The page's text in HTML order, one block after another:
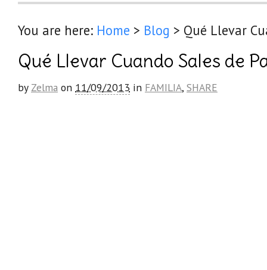
You are here: Home > Blog > Qué Llevar
Qué Llevar Cuando Sales de
by Zelma on 11/09/2013 in FAMILIA, SHARE